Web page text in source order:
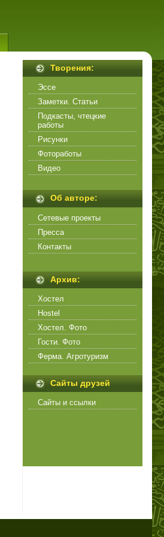
Творения:
Эссе
Заметки. Статьи
Подкасты, чтецкие
работы
Рисунки
Фотоработы
Видео
Об авторе:
Сетевые проекты
Пресса
Контакты
Архив:
Хостел
Hostel
Хостел. Фото
Гости. Фото
Ферма. Агротуризм
Сайты друзей
Сайты и ссылки